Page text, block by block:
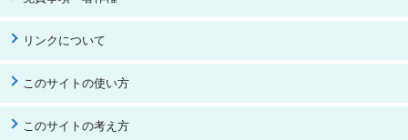
リンクについて
このサイトの使い方
このサイトの考え方